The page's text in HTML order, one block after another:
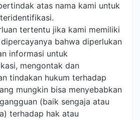
atas nama kami untuk
tertentu jika kami memiliki
bahwa diperlukan
informasi untuk
mengontak dan
tindakan hukum terhadap
mungkin bisa menyebabkan
(baik sengaja atau
terhadap hak atau